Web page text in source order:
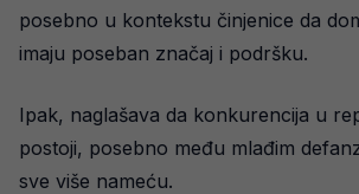
posebno u kontekstu činjenice da
imaju poseban značaj i podršku.
Ipak, naglašava da konkurencija u
postoji, posebno među mlađim
sve više nameću.